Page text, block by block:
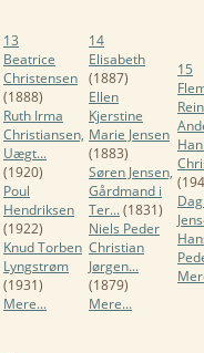
13
Beatrice
Christensen
(1888)
Ruth Irma
Christiansen,
Uægt...
(1920)
Poul
Hendriksen
(1922)
Knud Torben
Lyngstrøm
(1931)
Mere...
14
Elisabeth
(1887)
Ellen
Kjerstine
Marie Jensen
(1883)
Søren Jensen,
Gårdmand i
Ter...(1831)
Niels Peder
Christian
Jørgen...
(1879)
Mere...
15